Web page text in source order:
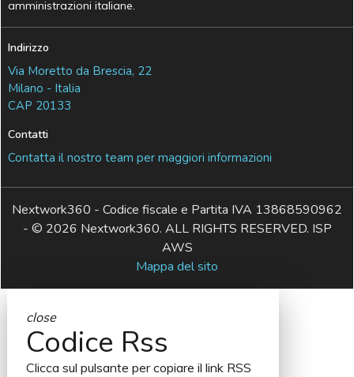
amministrazioni italiane.
Indirizzo
Via Moretto da Brescia, 22
Milano - Italia
CAP 20133
Contatti
Contatta il nostro team per maggiori informazioni
Nextwork360 - Codice fiscale e Partita IVA 13868590962
- © 2026 Nextwork360. ALL RIGHTS RESERVED. ISP
AWS
Mappa del sito
close
Codice Rss
Clicca sul pulsante per copiare il link RSS